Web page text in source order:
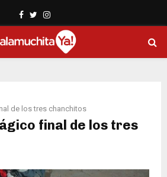
Facebook
TwitterInstagram
de los tres chanchitos
final de los tres